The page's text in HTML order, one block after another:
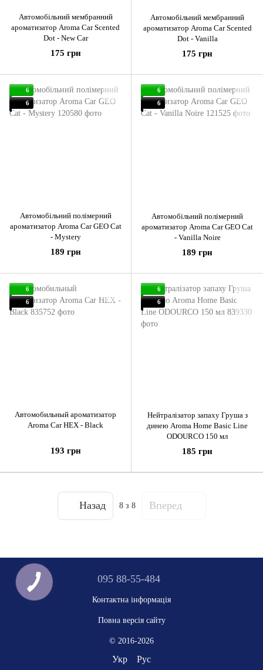
Автомобільний мембранний
ароматизатор Aroma Car Scented
Dot - New Car
175 грн
Автомобільний мембранний
ароматизатор Aroma Car Scented
Dot - Vanilla
175 грн
6
6
Автомобільний полімерний
ароматизатор Aroma Car GEO Cat
- Mystery
189 грн
6
6
Автомобільний полімерний
ароматизатор Aroma Car GEO Cat
- Vanilla Noire
189 грн
6
6
Автомобильный ароматизатор
Aroma Car HEX - Black
193 грн
6
6
Нейтралізатор запаху Груша з
динею Aroma Home Basic Line
ODOURCO 150 мл
185 грн
Назад 8з 8 Вперед
095 88-55-484
Контактна інформація
Повна версія сайту
© 2016-2026
Укр Рус